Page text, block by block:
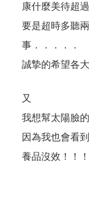
康什麼美待超
要是超時多聽
事．．．．．
誠摯的希望各
又
我想幫太陽臉
因為我也會看
養品沒效！！！